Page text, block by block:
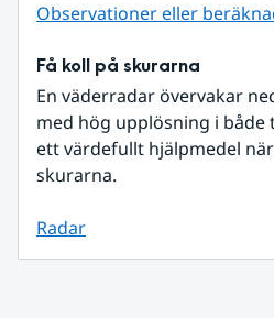
Observationer eller
Få koll på skurarna
En väderradar övervakar
med hög upplösning i både
ett värdefullt hjälpmedel
skurarna.
Radar